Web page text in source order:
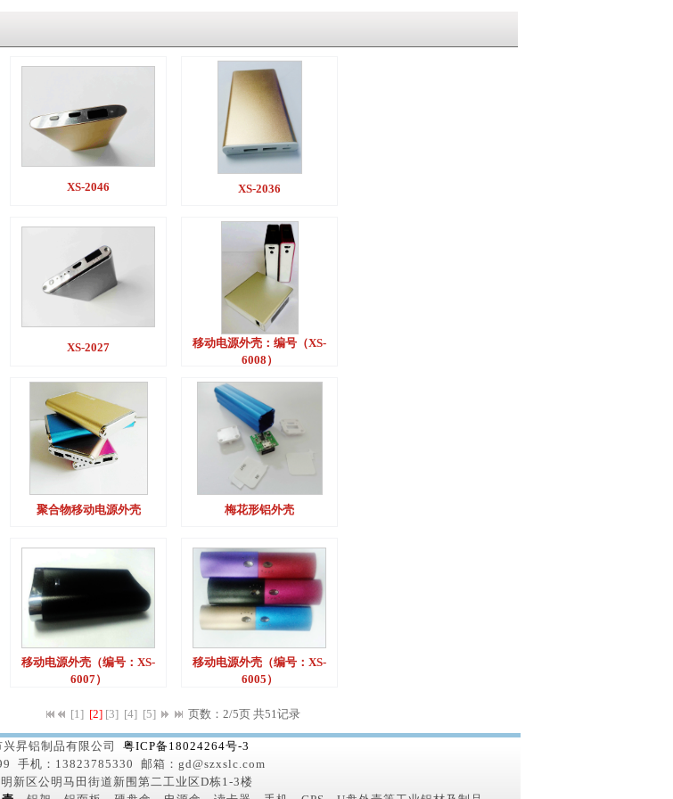
XS-2046 XS-2036
XS-2027
移动电源外壳：编号（XS-
6008）
聚合物移动电源外壳 梅花形铝外壳
移动电源外壳（编号：XS-
6007）
移动电源外壳（编号：XS-
6005）
[1] [2] [3] [4] [5] 页数：2/5页 共51记录
昇铝制品有限公司 粤ICP备18024264号-3
手机：13823785330 邮箱：gd@szxslc.com
新区公明马田街道新围第二工业区D栋1-3楼